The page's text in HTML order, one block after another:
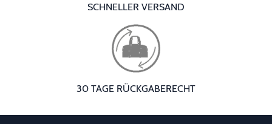
SCHNELLER VERSAND
30 TAGE RÜCKGABERECHT